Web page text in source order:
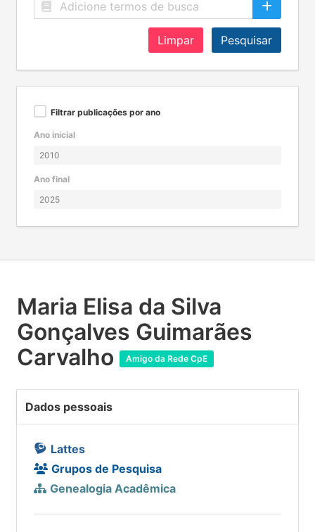
Limpar Pesquisar
Filtrar publicações por ano
Ano inicial
Ano final
Maria Elisa da Silva
Gonçalves Guimarães
Carvalho
Amigo da Rede CpE
Dados pessoais
Lattes
Grupos de Pesquisa
Genealogia Acadêmica